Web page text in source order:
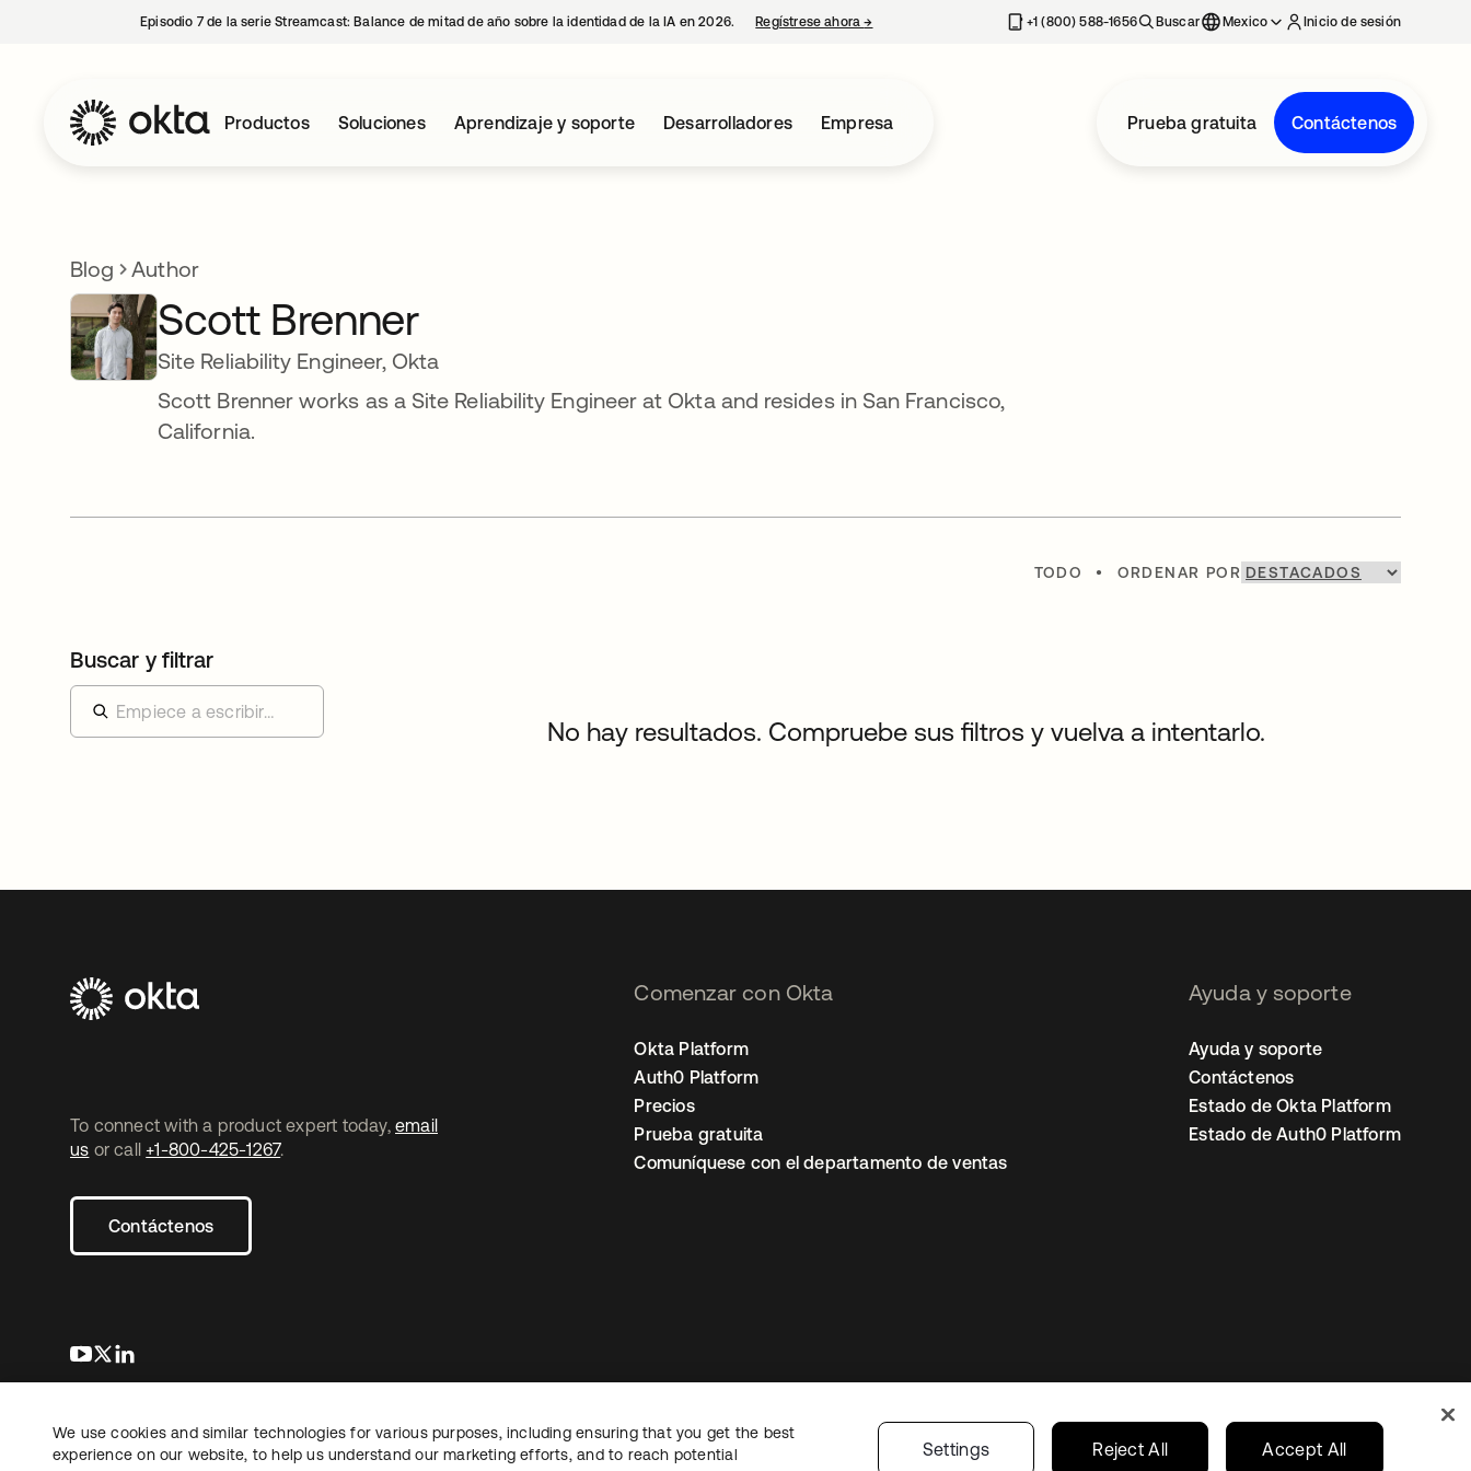
Episodio 7 de la serie Streamcast: Balance de mitad de año sobre la identidad de la IA en 2026. Regístrese ahora→ se abre en una pestaña nueva+1 (800) 588-1656 Buscar Mexico Inicio de sesión
Productos Soluciones Aprendizaje y soporte Desarrolladores Empresa Prueba gratuita Contáctenos
Blog Author
Scott Brenner
Site Reliability Engineer, Okta
Scott Brenner works as a Site Reliability Engineer at Okta and resides in San Francisco,
California.
TODO • ORDENAR POR
Buscar y filtrar
No hay resultados. Compruebe sus filtros y vuelva a intentarlo.
To connect with a product expert today, email
us or call +1-800-425-1267.
Contáctenos
se abre en una pestaña nueva
se abre en una pestaña nueva
Comenzar con Okta
Okta Platform
Auth0 Platform
Precios
Prueba gratuita
Comuníquese con el departamento de ventas
Ayuda y soporte
Ayuda y soporte
Contáctenos
Estado de Okta Platform
Estado de Auth0 Platform
Información legalPolítica de privacidadTérminos del sitio Seguridad
Preferencias de cookies
Sus opciones de privacidad
Mexico
Copyright © 2026 Okta. Todos los derechos
reservados.
We use cookies and similar technologies for various purposes, including ensuring that you get the best
experience on our website, to help us understand our marketing efforts, and to reach potential
Settings Reject All Accept All